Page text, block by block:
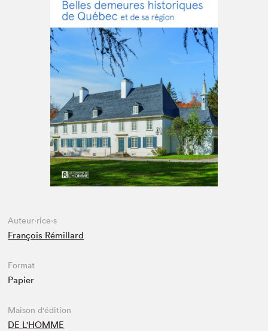
Espace enseignant·e·s
Espace pro
Auteur·rice·s
François Rémillard
Format
Papier
Maison d'édition
DE L'HOMME